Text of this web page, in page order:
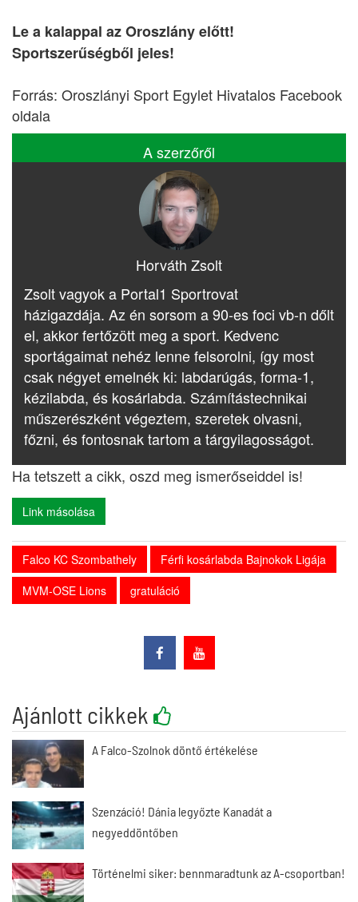
Le a kalappal az Oroszlány előtt!
Sportszerűségből jeles!
Forrás: Oroszlányi Sport Egylet Hivatalos Facebook
oldala
A szerzőről
Horváth Zsolt
Zsolt vagyok a Portal1 Sportrovat
házigazdája. Az én sorsom a 90-es foci vb-n dőlt
el, akkor fertőzött meg a sport. Kedvenc
sportágaimat nehéz lenne felsorolni, így most
csak négyet emelnék ki: labdarúgás, forma-1,
kézilabda, és kosárlabda. Számítástechnikai
műszerészként végeztem, szeretek olvasni,
főzni, és fontosnak tartom a tárgyilagosságot.
Ha tetszett a cikk, oszd meg ismerőseiddel is!
Link másolása
Falco KC Szombathely
Férfi kosárlabda Bajnokok Ligája
MVM-OSE Lions
gratuláció
Ajánlott cikkek
A Falco-Szolnok döntő értékelése
Szenzáció! Dánia legyőzte Kanadát a
negyeddöntőben
Történelmi siker: bennmaradtunk az A-csoportban!